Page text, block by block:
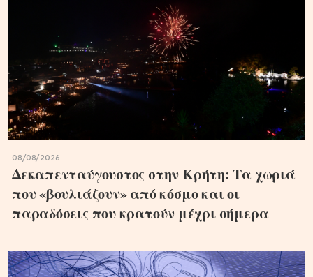
08/08/2026
Δεκαπενταύγουστος στην Κρήτη: Τα χωριά
που «βουλιάζουν» από κόσμο και οι
παραδόσεις που κρατούν μέχρι σήμερα